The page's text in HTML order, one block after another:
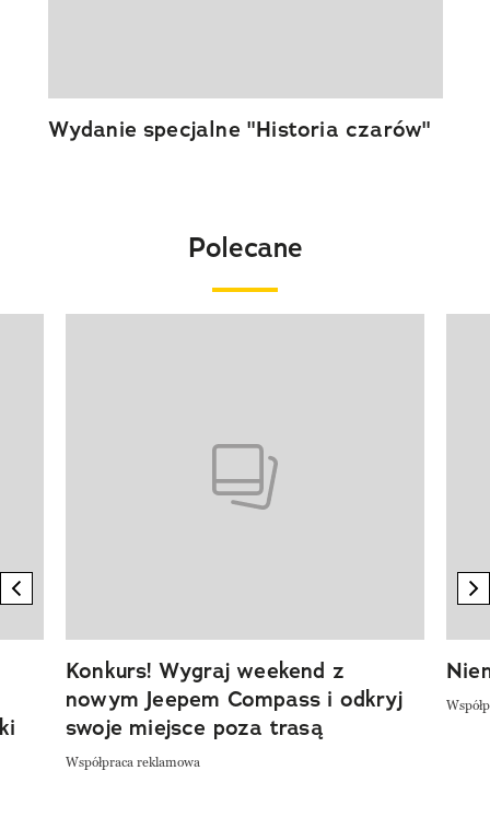
Wydanie specjalne "Historia czarów"
Polecane
previous element
Konkurs! Wygraj weekend z
nowym Jeepem Compass i odkryj
swoje miejsce poza trasą
Współpraca reklamowa